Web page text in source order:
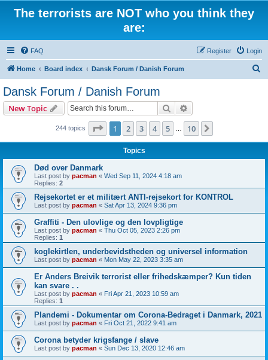
The terrorists are NOT who you think they
are:
FAQ Login
Register
Home Board index Dansk Forum / Danish Forum
Dansk Forum / Danish Forum
New Topic Search
244 topics Page 1of 10
1 2 3 4 5 10
Topics
Død over Danmark
Last post by pacman « Wed Sep 11, 2024 4:18 am
Replies: 2
Rejsekortet er et militært ANTI-rejsekort for KONTROL
Last post by pacman « Sat Apr 13, 2024 9:36 pm
Graffiti - Den ulovlige og den lovpligtige
Last post by pacman « Thu Oct 05, 2023 2:26 pm
Replies: 1
koglekirtlen, underbevidstheden og universel information
Last post by pacman « Mon May 22, 2023 3:35 am
Er Anders Breivik terrorist eller frihedskæmper? Kun tiden
kan svare . .
Last post by pacman « Fri Apr 21, 2023 10:59 am
Replies: 1
Plandemi - Dokumentar om Corona-Bedraget i Danmark, 2021
Last post by pacman « Fri Oct 21, 2022 9:41 am
Corona betyder krigsfange / slave
Last post by pacman « Sun Dec 13, 2020 12:46 am